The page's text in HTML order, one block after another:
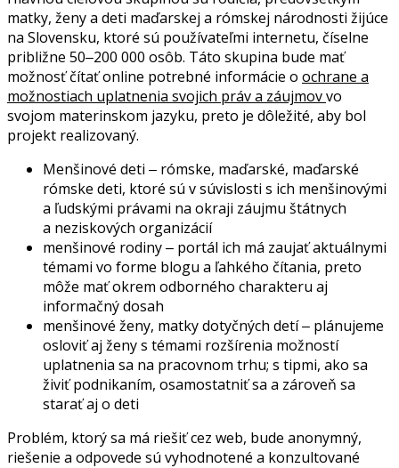
matky, ženy a deti maďarskej a rómskej národnosti žijúce
na Slovensku, ktoré sú používateľmi internetu, číselne
približne 50‒200 000 osôb. Táto skupina bude mať
možnosť čítať online potrebné informácie o ochrane a
možnostiach uplatnenia svojich práv a záujmovvo
svojom materinskom jazyku, preto je dôležité, aby bol
projekt realizovaný.
Menšinové deti ‒ rómske, maďarské, maďarské
rómske deti, ktoré sú v súvislosti s ich menšinovými
a ľudskými právami na okraji záujmu štátnych
a neziskových organizácií
menšinové rodiny ‒ portál ich má zaujať aktuálnymi
témami vo forme blogu a ľahkého čítania, preto
môže mať okrem odborného charakteru aj
informačný dosah
menšinové ženy, matky dotyčných detí ‒ plánujeme
osloviť aj ženy s témami rozšírenia možností
uplatnenia sa na pracovnom trhu; s tipmi, ako sa
živiť podnikaním, osamostatniť sa a zároveň sa
starať aj o deti
Problém, ktorý sa má riešiť cez web, bude anonymný,
riešenie a odpovede sú vyhodnotené a konzultované